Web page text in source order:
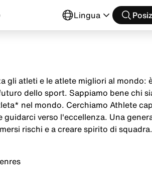
Lingua
gli atleti e le atlete migliori al mondo:
dello sport. Sappiamo bene chi
nel mondo. Cerchiamo Athlete
verso l'eccellenza. Una
rischi e a creare spirito di